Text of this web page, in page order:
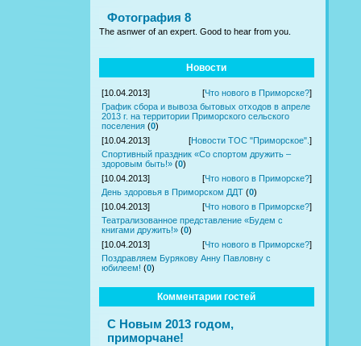
Фотография 8
The asnwer of an expert. Good to hear from you.
Новости
[10.04.2013] [Что нового в Приморске?]
График сбора и вывоза бытовых отходов в апреле
2013 г. на территории Приморского сельского
поселения (0)
[10.04.2013]
[Новости ТОС "Приморское". ]
Спортивный праздник «Со спортом дружить –
здоровым быть!» (0)
[10.04.2013]
[Что нового в Приморске?]
День здоровья в Приморском ДДТ (0)
[10.04.2013]
[Что нового в Приморске?]
Театрализованное представление «Будем с
книгами дружить!» (0)
[10.04.2013]
[Что нового в Приморске?]
Поздравляем Бурякову Анну Павловну с
юбилеем! (0)
Комментарии гостей
С Новым 2013 годом,
приморчане!